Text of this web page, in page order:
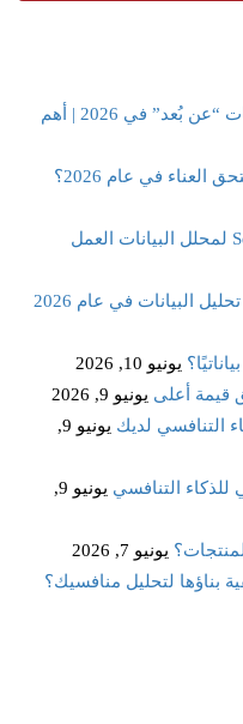
دليلك للحصول على وظيفة محلل بيانات “عن بُعد” في 2026 | أهم
في عام 2026؟
كيف تجعل المهارات الناعمة Soft Skills لمحلل البيانات العمل
البيانات في عام 2026
يونيو 10, 2026
يونيو 9, 2026
يونيو 9,
يونيو 9,
يونيو 7, 2026
بناؤها لتحليل منافسيك؟